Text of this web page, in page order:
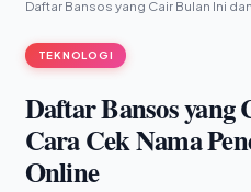
Daftar Bansos yang Cair Bulan Ini
TEKNOLOGI
Daftar Bansos
Cara Cek Nama
Online